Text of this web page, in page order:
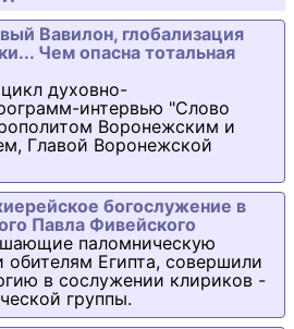
Вавилон, глобализация
Чем опасна тотальная
духовно-
интервью "Слово
Воронежским и
Главой Воронежской
богослужение в
Павла Фивейского
паломническую
Египта, совершили
в сослужении клириков -
группы.